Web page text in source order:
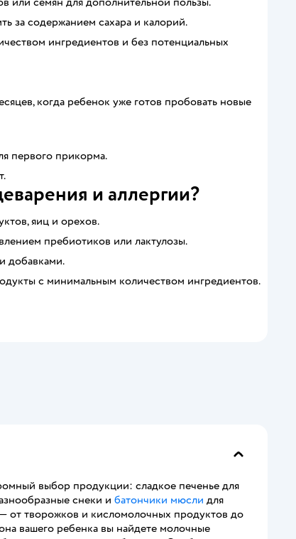
за содержанием сахара и калорий.
ингредиентов и без потенциальных
когда ребенок уже готов пробовать новые
первого прикорма.
и аллергии?
яиц и орехов.
пребиотиков или лактулозы.
добавками.
с минимальным количеством ингредиентов.
выбор продукции: сладкое печенье для
снеки и батончики мюсли для
от творожков и кисломолочных продуктов до
вашего ребенка вы найдете молочные